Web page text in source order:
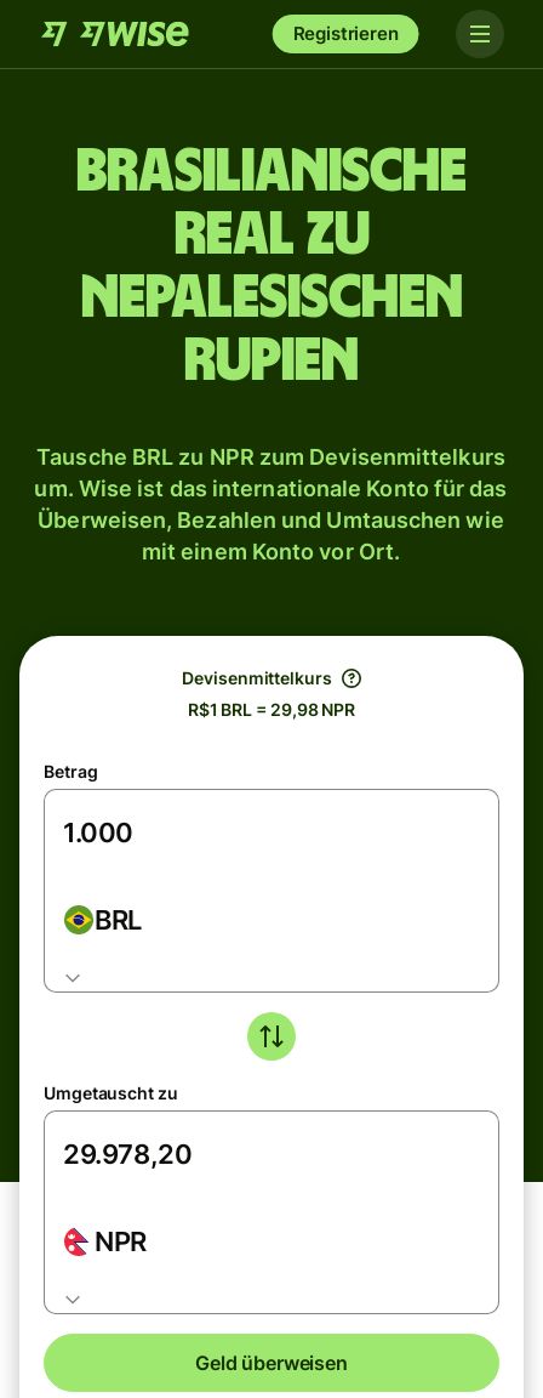
Registrieren
Brasilianische
Real zu
nepalesischen
Rupien
Tausche BRL zu NPR zum Devisenmittelkurs
um. Wise ist das internationale Konto für das
Überweisen, Bezahlen und Umtauschen wie
mit einem Konto vor Ort.
Devisenmittelkurs
R$1 BRL = 29,98 NPR
Betrag
BRL
Umgetauscht zu
NPR
Geld überweisen